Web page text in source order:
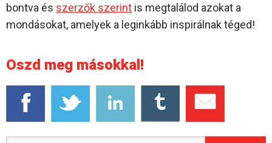
bontva és szerzők szerint is megtalálod azokat a
mondásokat, amelyek a leginkább inspirálnak téged!
Oszd meg másokkal!